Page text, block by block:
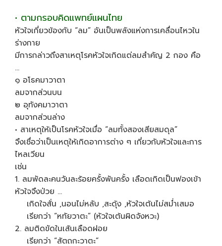
• ตามกรอบคิดแพทย์แผนไทย
หัวใจเกี่ยวข้องกับ “ลม” อันเป็นพลังแห่งการเคลื่อนไหวใน
ร่างกาย
มีการกล่าวถึงสาเหตุโรคหัวใจเกิดแต่ลมสำคัญ 2 กอง คือ
…
๑ อโธคมาวาตา
ลมจากส่วนบน
๒ อุทังคมาวาตา
ลมจากส่วนล่าง
• สาเหตุให้เป็นโรคหัวใจเมื่อ “ลมทั้งสองเสียสมดุล”
จึงเชื่อว่าเป็นเหตุให้เกิดอาการต่าง ๆ เกี่ยวกับหัวใจและการ
ไหลเวียน
เช่น
1. ลมพัดละคนวันละร้อยครั้งพันครั้ง เลือดเกิดเป็นฟองเข้า
หัวใจจึงป่วย …
เกิดใจสั่น ,นอนไม่หลับ ,สะดุ้ง ,หัวใจเต้นไม่สม่ำเสมอ
เรียกว่า “หทัยวาตะ” (หัวใจเต้นผิดจังหวะ)
2. ลมติดขัดในเส้นเลือดฝอย
เรียกว่า “สัตถกะวาตะ”